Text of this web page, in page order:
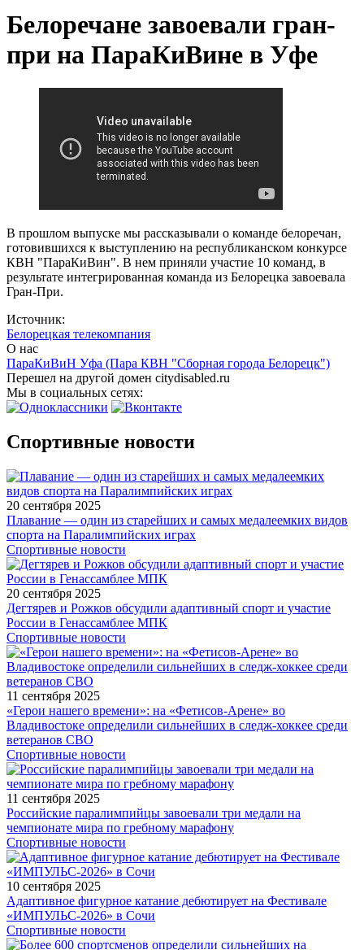
Белоречане завоевали гран-
при на ПараКиВине в Уфе
В прошлом выпуске мы рассказывали о команде белоречан,
готовившихся к выступлению на республиканском конкурсе
КВН "ПараКиВин". В нем приняли участие 10 команд, в
результате интегрированная команда из Белорецка завоевала
Гран-При.
Источник:
Белорецкая телекомпания
О нас
ПараКиВиН Уфа (Пара КВН "Сборная города Белорецк")
Перешел на другой домен citydisabled.ru
Мы в социальных сетях:
Спортивные новости
20 сентября 2025
Плавание — один из старейших и самых медалеемких видов
спорта на Паралимпийских играх
Спортивные новости
20 сентября 2025
Дегтярев и Рожков обсудили адаптивный спорт и участие
России в Генассамблее МПК
Спортивные новости
11 сентября 2025
«Герои нашего времени»: на «Фетисов-Арене» во
Владивостоке определили сильнейших в следж-хоккее среди
ветеранов СВО
Спортивные новости
11 сентября 2025
Российские паралимпийцы завоевали три медали на
чемпионате мира по гребному марафону
Спортивные новости
10 сентября 2025
Адаптивное фигурное катание дебютирует на Фестивале
«ИМПУЛЬС-2026» в Сочи
Спортивные новости